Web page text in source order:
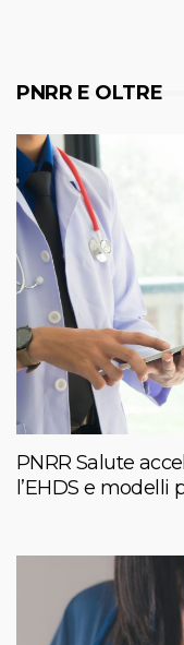
PNRR E OLTRE
PNRR Salute
l’EHDS e modelli